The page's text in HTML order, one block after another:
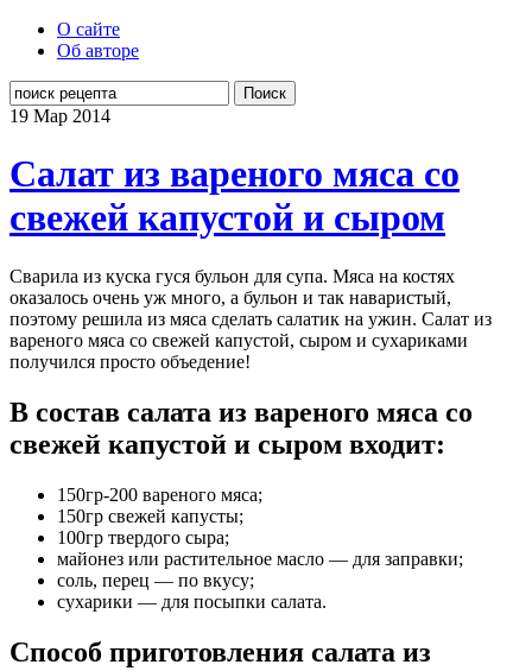
О сайте
Об авторе
Поиск
19 Мар 2014
Салат из вареного мяса со
свежей капустой и сыром
Сварила из куска гуся бульон для супа. Мяса на костях
оказалось очень уж много, а бульон и так наваристый,
поэтому решила из мяса сделать салатик на ужин. Салат из
вареного мяса со свежей капустой, сыром и сухариками
получился просто объедение!
В состав салата из вареного мяса со
свежей капустой и сыром входит:
150гр-200 вареного мяса;
150гр свежей капусты;
100гр твердого сыра;
майонез или растительное масло — для заправки;
соль, перец — по вкусу;
сухарики — для посыпки салата.
Способ приготовления салата из